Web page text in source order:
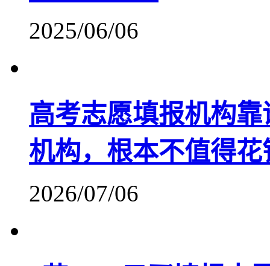
2025/06/06
高考志愿填报机构
机构，根本不值得花
2026/07/06